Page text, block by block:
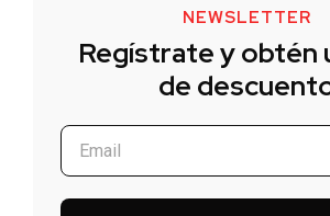
NEWSLETTER
Regístrate y obtén
de